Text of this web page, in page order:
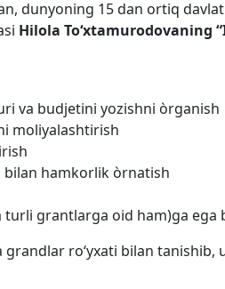
dunyoning 15 dan ortiq
Hilola Toʻxtamurodovaning
va budjetini yozishni òrganish
moliyalashtirish
hamkorlik òrnatish
grantlarga oid ham)ga ega
roʻyxati bilan